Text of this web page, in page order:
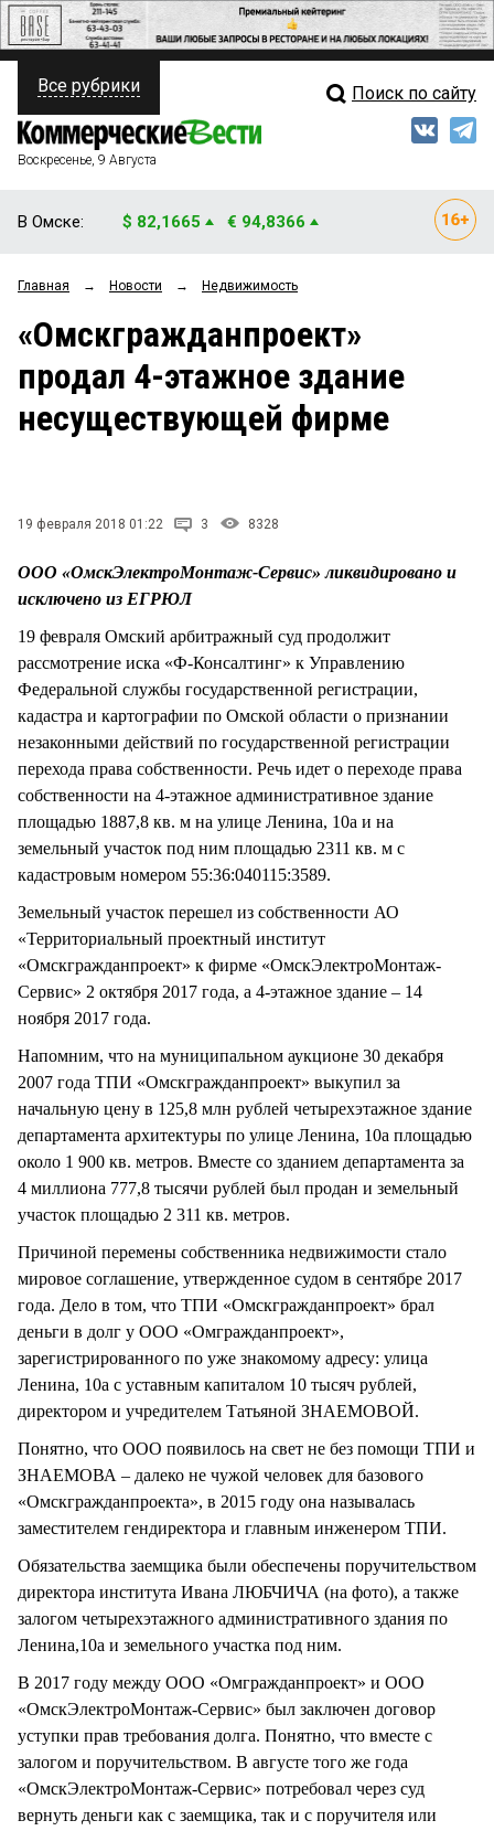
ПОЛИТИКА
ФИНАНСЫ
ОБЩЕСТВО
ЗАКОН
НОВОСТИ КОМПАНИЙ
Свежий выпуск
Мнения
Рейтинги
Блоги
Архив
Все рубрики Поиск по сайту
Воскресенье, 9 Августа
В Омске: $ 82,1665 € 94,8366
Главная → Новости → Недвижимость
«Омскгражданпроект»
продал 4-этажное здание
несуществующей фирме
19 февраля 2018 01:22 3 8328
ООО «ОмскЭлектроМонтаж-Сервис» ликвидировано и
исключено из ЕГРЮЛ
19 февраля Омский арбитражный суд продолжит
рассмотрение иска «Ф-Консалтинг» к Управлению
Федеральной службы государственной регистрации,
кадастра и картографии по Омской области о признании
незаконными действий по государственной регистрации
перехода права собственности. Речь идет о переходе права
собственности на 4-этажное административное здание
площадью 1887,8 кв. м на улице Ленина, 10а и на
земельный участок под ним площадью 2311 кв. м с
кадастровым номером 55:36:040115:3589.
Земельный участок перешел из собственности АО
«Территориальный проектный институт
«Омскгражданпроект» к фирме «ОмскЭлектроМонтаж-
Сервис» 2 октября 2017 года, а 4-этажное здание – 14
ноября 2017 года.
Напомним, что на муниципальном аукционе 30 декабря
2007 года ТПИ «Омскгражданпроект» выкупил за
начальную цену в 125,8 млн рублей четырехэтажное здание
департамента архитектуры по улице Ленина, 10а площадью
около 1 900 кв. метров. Вместе со зданием департамента за
4 миллиона 777,8 тысячи рублей был продан и земельный
участок площадью 2 311 кв. метров.
Причиной перемены собственника недвижимости стало
мировое соглашение, утвержденное судом в сентябре 2017
года. Дело в том, что ТПИ «Омскгражданпроект» брал
деньги в долг у ООО «Омгражданпроект»,
зарегистрированного по уже знакомому адресу: улица
Ленина, 10а с уставным капиталом 10 тысяч рублей,
директором и учредителем Татьяной ЗНАЕМОВОЙ.
Понятно, что ООО появилось на свет не без помощи ТПИ и
ЗНАЕМОВА – далеко не чужой человек для базового
«Омскгражданпроекта», в 2015 году она называлась
заместителем гендиректора и главным инженером ТПИ.
Обязательства заемщика были обеспечены поручительством
директора института Ивана ЛЮБЧИЧА (на фото), а также
залогом четырехэтажного административного здания по
Ленина,10а и земельного участка под ним.
В 2017 году между ООО «Омгражданпроект» и ООО
«ОмскЭлектроМонтаж-Сервис» был заключен договор
уступки прав требования долга. Понятно, что вместе с
залогом и поручительством. В августе того же года
«ОмскЭлектроМонтаж-Сервис» потребовал через суд
вернуть деньги как с заемщика, так и с поручителя или